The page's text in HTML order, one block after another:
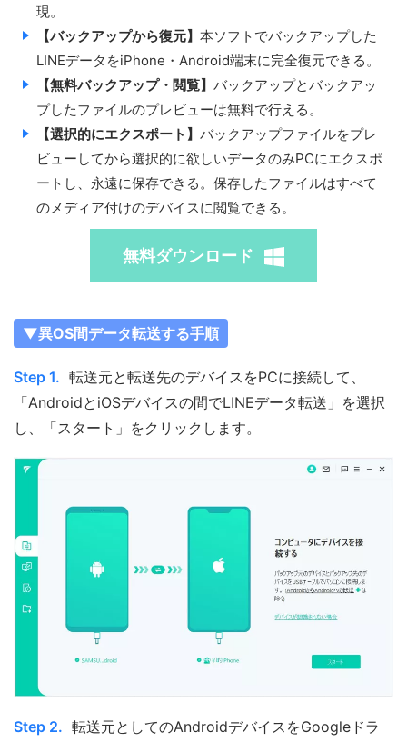
現。
【バックアップから復元】 本ソフトでバックアップした
LINEデータをiPhone・Android端末に完全復元できる。
【無料バックアップ・閲覧】 バックアップとバックアッ
プしたファイルのプレビューは無料で行える。
【選択的にエクスポート】 バックアップファイルをプレ
ビューしてから選択的に欲しいデータのみPCにエクスポ
ートし、永遠に保存できる。保存したファイルはすべて
のメディア付けのデバイスに閲覧できる。
無料ダウンロード
▼異OS間データ転送する手順
Step 1. 転送元と転送先のデバイスをPCに接続して、
「AndroidとiOSデバイスの間でLINEデータ転送」を選択
し、「スタート」をクリックします。
Step 2. 転送元としてのAndroidデバイスをGoogleドラ